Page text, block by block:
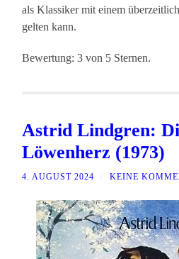
als Klassiker mit einem
gelten kann.
Bewertung: 3 von 5 Sternen.
Astrid Lindgren:
Löwenherz (1973)
4. AUGUST 2024 KEINE